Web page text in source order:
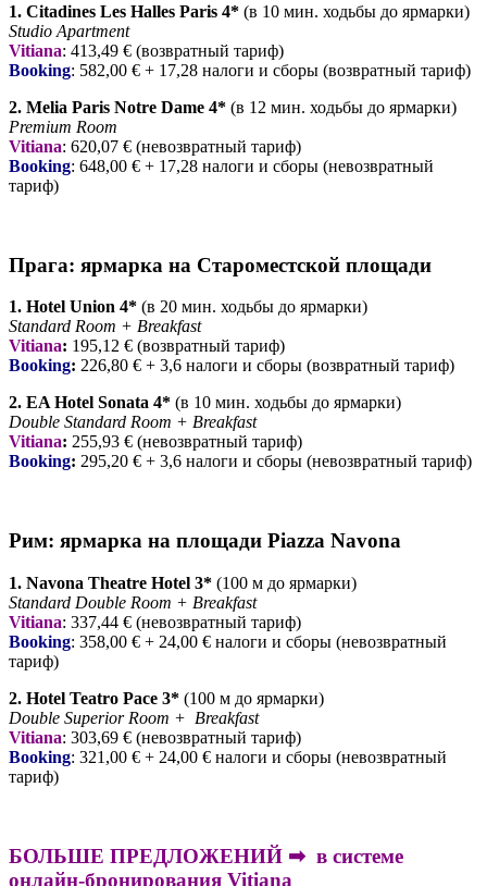
1. Citadines Les Halles Paris 4* (в 10 мин. ходьбы до ярмарки)
Studio Apartment
Vitiana: 413,49 € (возвратный тариф)
Booking: 582,00 € + 17,28 налоги и сборы (возвратный тариф)
2. Melia Paris Notre Dame 4* (в 12 мин. ходьбы до ярмарки)
Premium Room
Vitiana: 620,07 € (невозвратный тариф)
Booking: 648,00 € + 17,28 налоги и сборы (невозвратный
тариф)
Прага: ярмарка на Староместской площади
1. Hotel Union 4* (в 20 мин. ходьбы до ярмарки)
Standard Room + Breakfast
Vitiana: 195,12 € (возвратный тариф)
Booking: 226,80 € + 3,6 налоги и сборы (возвратный тариф)
2. EA Hotel Sonata 4* (в 10 мин. ходьбы до ярмарки)
Double Standard Room + Breakfast
Vitiana: 255,93 € (невозвратный тариф)
Booking: 295,20 € + 3,6 налоги и сборы (невозвратный тариф)
Рим: ярмарка на площади Piazza Navona
1. Navona Theatre Hotel 3* (100 м до ярмарки)
Standard Double Room + Breakfast
Vitiana: 337,44 € (невозвратный тариф)
Booking: 358,00 € + 24,00 € налоги и сборы (невозвратный
тариф)
2. Hotel Teatro Pace 3* (100 м до ярмарки)
Double Superior Room + Breakfast
Vitiana: 303,69 € (невозвратный тариф)
Booking: 321,00 € + 24,00 € налоги и сборы (невозвратный
тариф)
БОЛЬШЕ ПРЕДЛОЖЕНИЙ ➡ в системе
онлайн-бронирования Vitiana